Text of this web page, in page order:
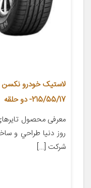
215/55/17- دو حلقه
معرفی محصول
روز دنيا طراحي و
شرکت […]